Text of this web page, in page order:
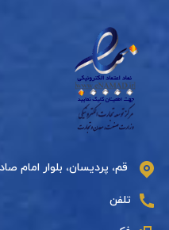
قم، پردیسان، بلوار امام
تلفن